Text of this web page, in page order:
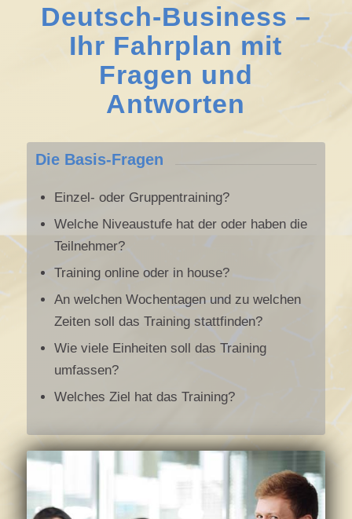
Deutsch-Business –
Ihr Fahrplan mit
Fragen und
Antworten
Die Basis-Fragen
Einzel- oder Gruppentraining?
Welche Niveaustufe hat der oder haben die
Teilnehmer?
Training online oder in house?
An welchen Wochentagen und zu welchen
Zeiten soll das Training stattfinden?
Wie viele Einheiten soll das Training
umfassen?
Welches Ziel hat das Training?